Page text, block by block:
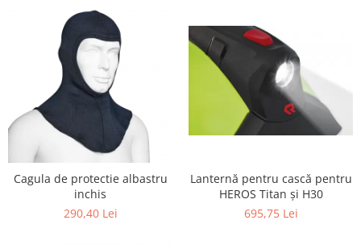
Cagula de protectie albastru
inchis
290,40 Lei
Lanternă pentru cască pentru
HEROS Titan și H30
695,75 Lei